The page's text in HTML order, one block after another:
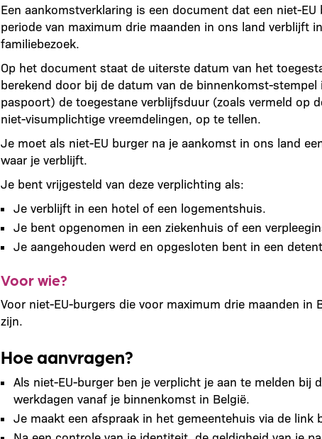
Een aankomstverklaring is een document dat een niet-
periode van maximum drie maanden in ons land verblijft
familiebezoek.
Op het document staat de uiterste datum van het
berekend door bij de datum van de binnenkomst-
paspoort) de toegestane verblijfsduur (zoals vermeld op
niet-visumplichtige vreemdelingen, op te tellen.
Je moet als niet-EU burger na je aankomst in ons land
waar je verblijft.
Je bent vrijgesteld van deze verplichting als:
Je verblijft in een hotel of een logementshuis.
Je bent opgenomen in een ziekenhuis of een
Je aangehouden werd en opgesloten bent in een
Voor wie?
Voor niet-EU-burgers die voor maximum drie maanden in
zijn.
Hoe aanvragen?
Als niet-EU-burger ben je verplicht je aan te melden bij
werkdagen vanaf je binnenkomst in België.
Je maakt een afspraak in het gemeentehuis via de link